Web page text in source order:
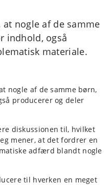
nogle af de samme
indhold, også
materiale.
nogle af de samme børn,
producerer og deler
diskussionen til, hvilket
mener, at det fordrer en
adfærd blandt nogle
til hverken en meget